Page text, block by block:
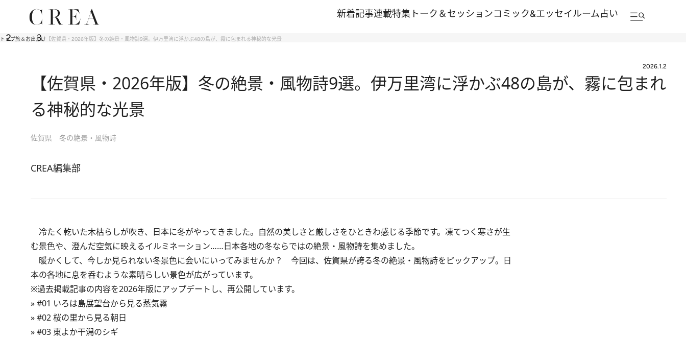
新着記事連載特集 トーク＆セッションコミック&エッセイルーム占い
トップ旅＆お出かけ 【佐賀県・2026年版】冬の絶景・風物詩9選。伊万里湾に浮かぶ48の島が、霧に包まれる神秘的な光景
2026.1.2
【佐賀県・2026年版】冬の絶景・風物詩9選。伊万里湾に浮かぶ48の島が、霧に包まれ
る神秘的な光景
佐賀県 冬の絶景・風物詩
CREA編集部
冷たく乾いた木枯らしが吹き、日本に冬がやってきました。自然の美しさと厳しさをひときわ感じる季節です。凍てつく寒さが生
む景色や、澄んだ空気に映えるイルミネーション……日本各地の冬ならではの絶景・風物詩を集めました。
暖かくして、今しか見られない冬景色に会いにいってみませんか？ 今回は、佐賀県が誇る冬の絶景・風物詩をピックアップ。日
本の各地に息を呑むような素晴らしい景色が広がっています。
※過去掲載記事の内容を2026年版にアップデートし、再公開しています。
»#01 いろは島展望台から見る蒸気霧
»#02 桜の里から見る朝日
»#03 東よか干潟のシギ